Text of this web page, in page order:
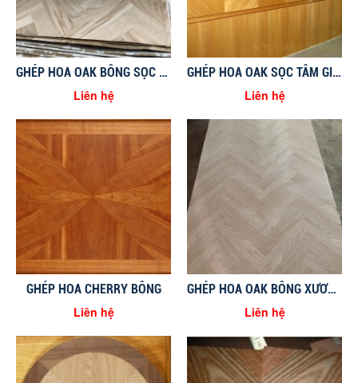
GHÉP HOA OAK BÔNG SỌC XEN KẼ
Liên hệ
GHÉP HOA OAK SỌC TÂM GIỮA VUÔNG GÓC
Liên hệ
GHÉP HOA CHERRY BÔNG
Liên hệ
GHÉP HOA OAK BÔNG XƯƠNG CÁ
Liên hệ